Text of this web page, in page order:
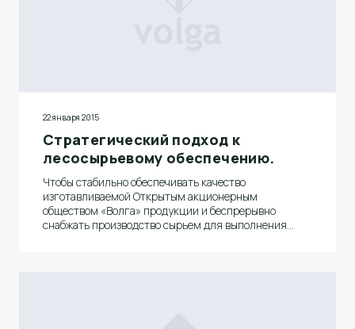
22 января 2015
Стратегический подход к
лесосырьевому обеспечению.
Чтобы стабильно обеспечивать качество
изготавливаемой Открытым акционерным
обществом «Волга» продукции и беспрерывно
снабжать производство сырьем для выполнения